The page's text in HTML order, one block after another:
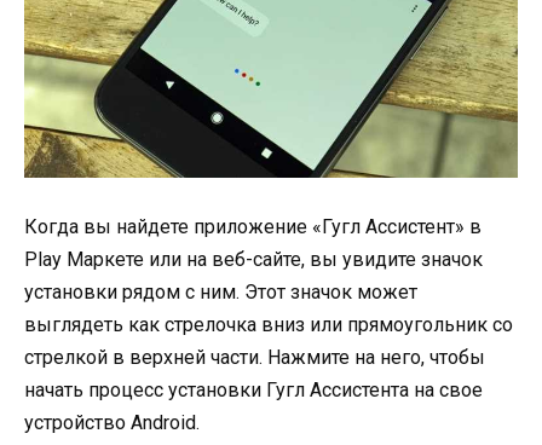
Когда вы найдете приложение «Гугл Ассистент» в
Play Маркете или на веб-сайте, вы увидите значок
установки рядом с ним. Этот значок может
выглядеть как стрелочка вниз или прямоугольник со
стрелкой в верхней части. Нажмите на него, чтобы
начать процесс установки Гугл Ассистента на свое
устройство Android.